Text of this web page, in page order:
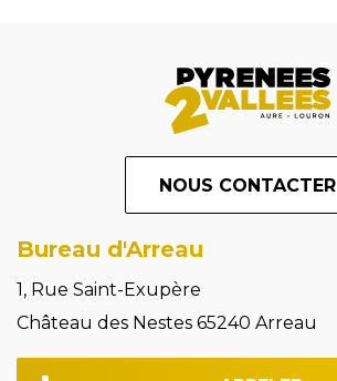
NOUS CONTACTER
Bureau d'Arreau
1, Rue Saint-Exupère
Château des Nestes 65240 Arreau